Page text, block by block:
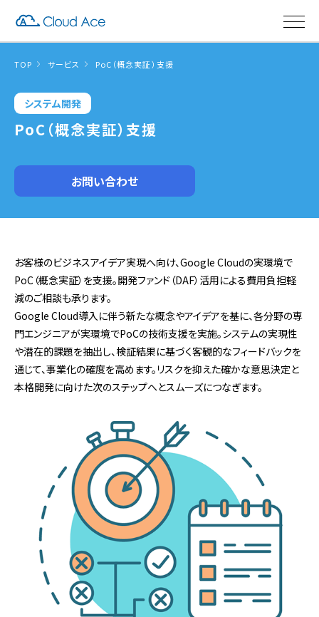
TOP サービス PoC（概念実証）支援
システム開発
PoC（概念実証）支援
お問い合わせ
お客様のビジネスアイデア実現へ向け、Google Cloudの実環境で
PoC（概念実証）を支援。開発ファンド（DAF）活用による費用負担軽
減のご相談も承ります。
Google Cloud導入に伴う新たな概念やアイデアを基に、各分野の専
門エンジニアが実環境でPoCの技術支援を実施。システムの実現性
や潜在的課題を抽出し、検証結果に基づく客観的なフィードバックを
通じて、事業化の確度を高めます。リスクを抑えた確かな意思決定と
本格開発に向けた次のステップへとスムーズにつなぎます。